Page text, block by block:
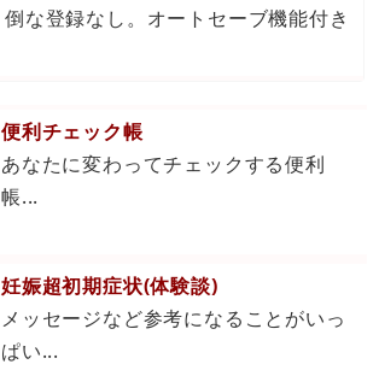
倒な登録なし。オートセーブ機能付き
便利チェック帳
あなたに変わってチェックする便利
帳...
妊娠超初期症状(体験談)
メッセージなど参考になることがいっ
ぱい...